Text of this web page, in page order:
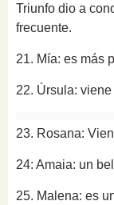
Triunfo dio a
frecuente.
21. Mía: es más
22. Úrsula: viene
23. Rosana:
24: Amaia: un
25. Malena: es